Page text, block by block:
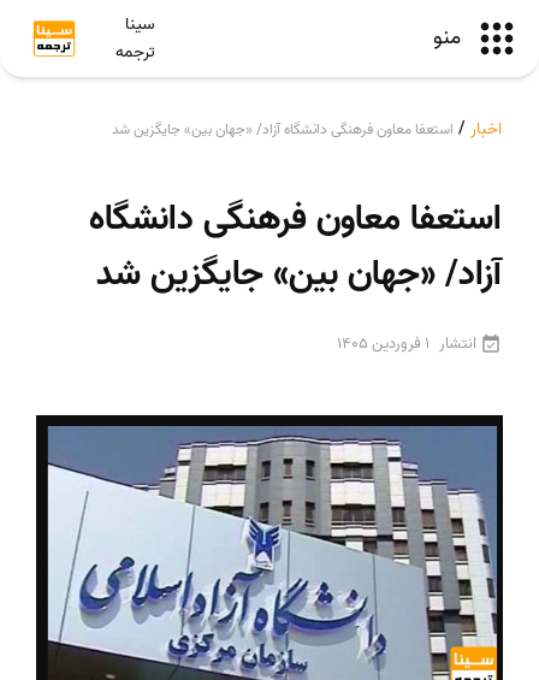
منو
سینا
ترجمه
اخبار / استعفا معاون فرهنگی دانشگاه آزاد/ «جهان بین» جایگزین شد
استعفا معاون فرهنگی دانشگاه
آزاد/ «جهان بین» جایگزین شد
انتشار 1 فروردین 1405